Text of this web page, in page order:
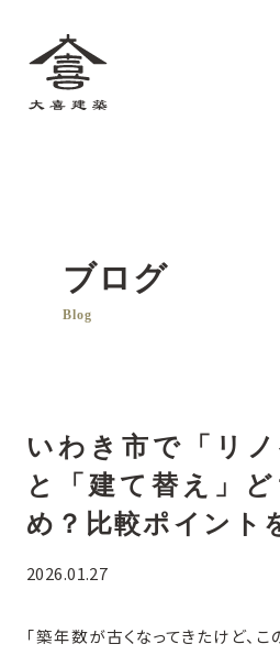
ブログ
Blog
いわき市で「リノ
と「建て替え」
め？比較ポイント
2026.01.27
「築年数が古くなってきたけど、